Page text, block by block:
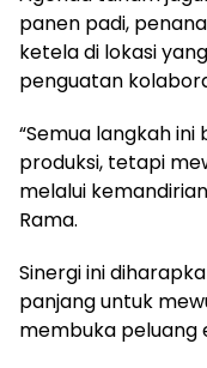
panen padi,
ketela di lokasi
penguatan
“Semua langkah
produksi, tetapi
melalui
Rama.
Sinergi ini
panjang untuk
membuka peluang